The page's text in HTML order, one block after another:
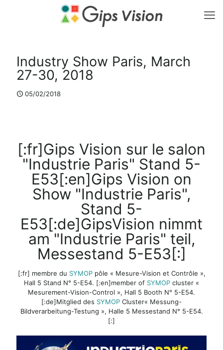
Industry Show Paris, March
27-30, 2018
05/02/2018
[:fr]Gips Vision sur le salon
"Industrie Paris" Stand 5-
E53[:en]Gips Vision on
Show "Industrie Paris",
Stand 5-
E53[:de]GipsVision nimmt
am "Industrie Paris" teil,
Messestand 5-E53[:]
[:fr] membre du SYMOPpôle « Mesure-Vision et Contrôle »,
Hall 5 Stand N° 5-E54. [:en]member of SYMOP cluster «
Mesurement-Vision-Control », Hall 5 Booth N° 5-E54.
[:de]Mitglied des SYMOP Cluster« Messung-
Bildverarbeitung-Testung », Halle 5 Messestand N° 5-E54.
[:]